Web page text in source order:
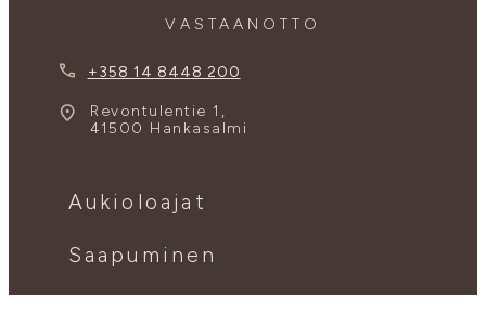
VASTAANOTTO
+358 14 8448 200
Revontulentie 1,
41500 Hankasalmi
Aukioloajat
Saapuminen